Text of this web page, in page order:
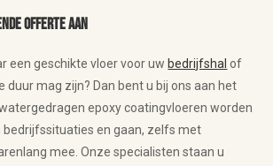
offerte aan
een geschikte vloer voor uw bedrijfshal of
duur mag zijn? Dan bent u bij ons aan het
epoxy coatingvloeren worden
bedrijfssituaties en gaan, zelfs met
mee. Onze specialisten staan u